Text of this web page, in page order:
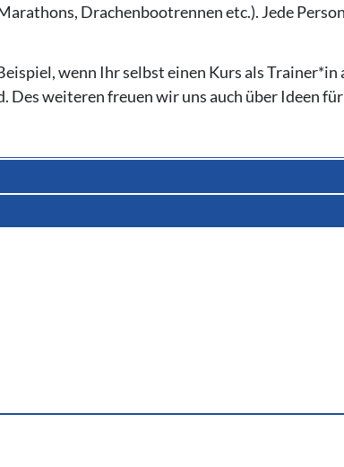
Drachenbootrennen etc.). Jede
wenn Ihr selbst einen Kurs als
weiteren freuen wir uns auch über Ideen